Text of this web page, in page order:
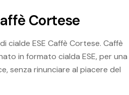
Cortese
cialde ESE Caffè Cortese. Caffè
in formato cialda ESE, per una
senza rinunciare al piacere del